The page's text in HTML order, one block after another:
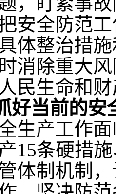
安全防范
体整治措
消除重大
民生命和
好当前的
生产工作
15条硬措
体制机制